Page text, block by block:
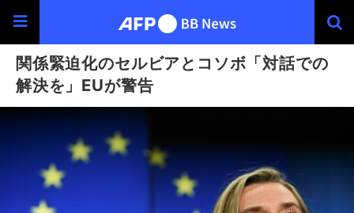
関係緊迫化のセルビアとコソボ「対話での
解決を」EUが警告